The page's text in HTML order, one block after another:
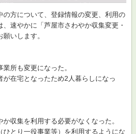
の方について、登録情報の変更、利用の
速やかに「芦屋市さわやか収集変更・
いします。
所も変更になった。
が在宅となったため2人暮らしになっ
収集を利用する必要がなくなった。
ひとり一役事業等）を利用するようにな